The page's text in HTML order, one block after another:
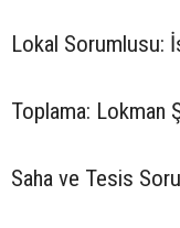
Lokal Sorumlusu:
Toplama: Lokman
Saha ve Tesis